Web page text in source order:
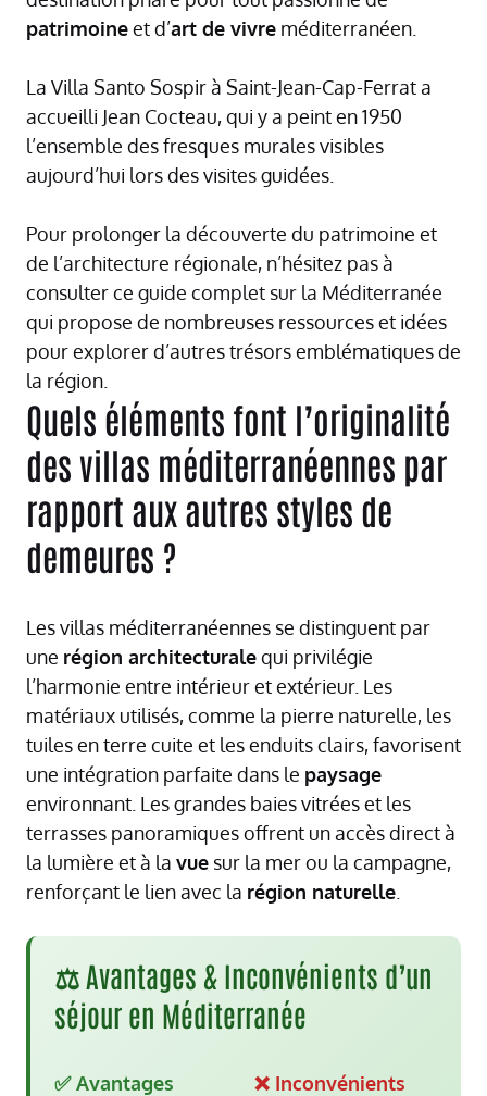
patrimoineet d’art de vivre méditerranéen.
La Villa Santo Sospir à Saint-Jean-Cap-Ferrat a
accueilli Jean Cocteau, qui y a peint en 1950
l’ensemble des fresques murales visibles
aujourd’hui lors des visites guidées.
Pour prolonger la découverte du patrimoine et
de l’architecture régionale, n’hésitez pas à
consulter ce guide complet sur la Méditerranée
qui propose de nombreuses ressources et idées
pour explorer d’autres trésors emblématiques de
la région.
Quels éléments font l’originalité
des villas méditerranéennes par
rapport aux autres styles de
demeures ?
Les villas méditerranéennes se distinguent par
une région architecturalequi privilégie
l’harmonie entre intérieur et extérieur. Les
matériaux utilisés, comme la pierre naturelle, les
tuiles en terre cuite et les enduits clairs, favorisent
une intégration parfaite dans le paysage
environnant. Les grandes baies vitrées et les
terrasses panoramiques offrent un accès direct à
la lumière et à la vue sur la mer ou la campagne,
renforçant le lien avec la région naturelle
⚖️ Avantages & Inconvénients d’un
séjour en Méditerranée
✅ Avantages
❌ Inconvénients